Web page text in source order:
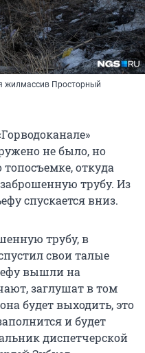
жилмассив Просторный
не было, но
откуда
трубу. Из
спускается вниз.
трубу, в
свои талые
вышли на
заглушат в том
будет выходить, это
и будет
диспетчерской